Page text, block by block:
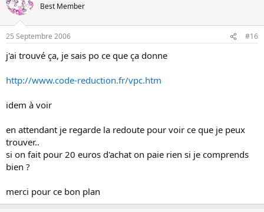
Best Member
25 Septembre 2006 #16
j'ai trouvé ça, je sais po ce que ça donne
http://www.code-reduction.fr/vpc.htm
idem à voir
en attendant je regarde la redoute pour voir ce que je peux
trouver..
si on fait pour 20 euros d'achat on paie rien si je comprends
bien ?
merci pour ce bon plan